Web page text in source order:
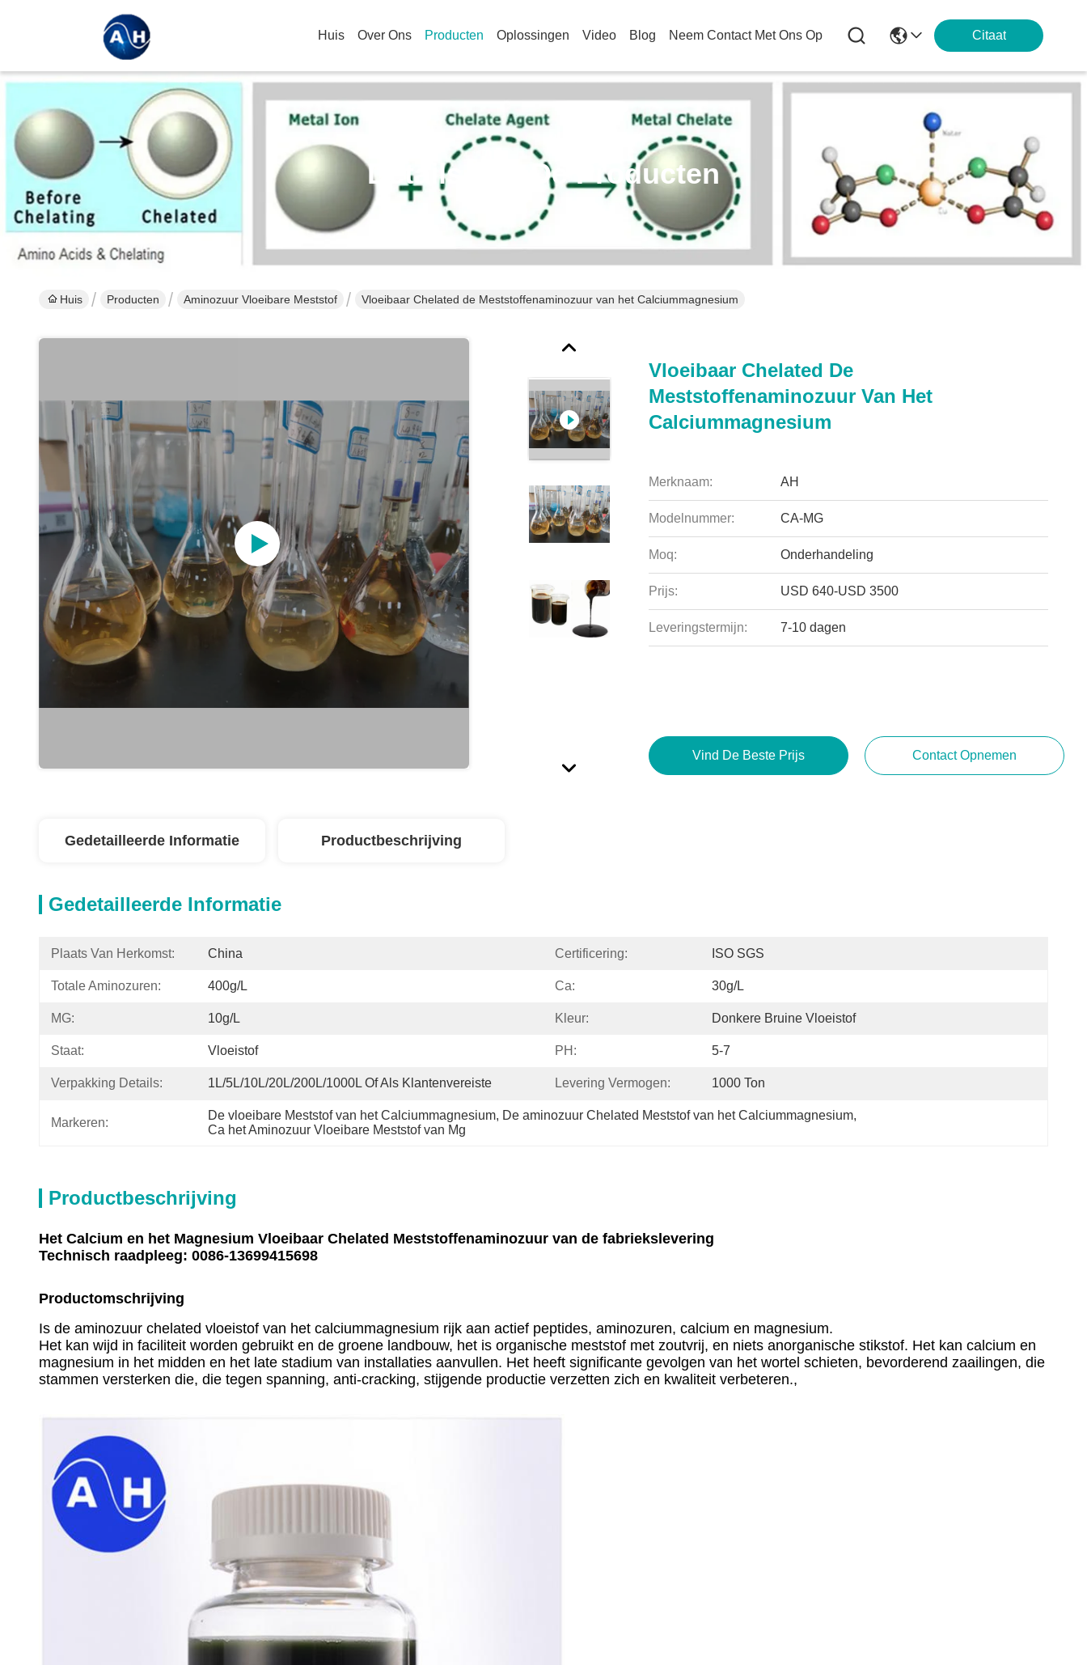
Huis Over Ons Producten Oplossingen Video Blog Neem Contact Met Ons Op Citaat
Details Van De Producten
Huis Producten Aminozuur Vloeibare Meststof Vloeibaar Chelated de Meststoffenaminozuur van het Calciummagnesium
Vloeibaar Chelated De
Meststoffenaminozuur Van Het
Calciummagnesium
Merknaam: AH
Modelnummer: CA-MG
Moq: Onderhandeling
Prijs: USD 640-USD 3500
Leveringstermijn: 7-10 dagen
Vind De Beste Prijs Contact Opnemen
Gedetailleerde Informatie Productbeschrijving
Gedetailleerde Informatie
Plaats Van Herkomst: China Certificering: ISO SGS
Totale Aminozuren: 400g/L Ca: 30g/L
MG: 10g/L Kleur: Donkere Bruine Vloeistof
Staat: Vloeistof PH: 5-7
Verpakking Details: 1L/5L/10L/20L/200L/1000L Of Als Klantenvereiste Levering Vermogen: 1000 Ton
Markeren:
De vloeibare Meststof van het Calciummagnesium, De aminozuur Chelated Meststof van het Calciummagnesium,
Ca het Aminozuur Vloeibare Meststof van Mg
Productbeschrijving
Het Calcium en het Magnesium Vloeibaar Chelated Meststoffenaminozuur van de fabriekslevering
Technisch raadpleeg: 0086-13699415698
Productomschrijving
Is de aminozuur chelated vloeistof van het calciummagnesium rijk aan actief peptides, aminozuren, calcium en magnesium.
Het kan wijd in faciliteit worden gebruikt en de groene landbouw, het is organische meststof met zoutvrij, en niets anorganische stikstof. Het kan calcium en
magnesium in het midden en het late stadium van installaties aanvullen. Het heeft significante gevolgen van het wortel schieten, bevorderend zaailingen, die
stammen versterken die, die tegen spanning, anti-cracking, stijgende productie verzetten zich en kwaliteit verbeteren.,